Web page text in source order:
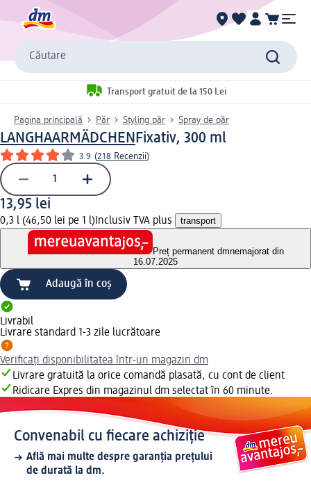
Căutare
Transport gratuit de la 150 Lei
Pagina principală Păr Styling păr Spray de păr
LANGHAARMÄDCHENFixativ, 300 ml
3.9 (218 Recenzii)
13,95 lei
0,3 l (46,50 lei pe 1 l) Inclusiv TVA plus transport
Preț permanent dmnemajorat din
16.07.2025
Adaugă în coș
Livrabil
Livrare standard 1-3 zile lucrătoare
Verificați disponibilitatea într-un magazin dm
Livrare gratuită la orice comandă plasată, cu cont de client
Ridicare Expres din magazinul dm selectat în 60 minute.
Convenabil cu fiecare achiziție
Află mai multe despre garanția prețului
de durată la dm.